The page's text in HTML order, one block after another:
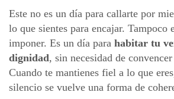
Este no es un día para callarte por
lo que sientes para encajar. Tampoco
imponer. Es un día para habitar tu
dignidad, sin necesidad de
Cuando te mantienes fiel a lo que
silencio se vuelve una forma de